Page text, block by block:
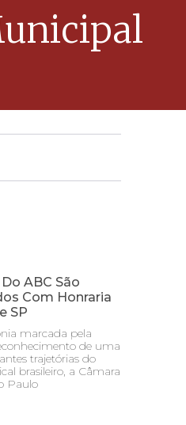
ABC São
Com Honraria
SP
marcada pela
de uma
trajetórias do
brasileiro, a Câmara
Paulo